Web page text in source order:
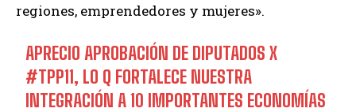
regiones, emprendedores y mujeres».
APRECIO APROBACIÓN DE DIPUTADOS X
#TPP11, LO Q FORTALECE NUESTRA
INTEGRACIÓN A 10 IMPORTANTES ECONOMÍAS